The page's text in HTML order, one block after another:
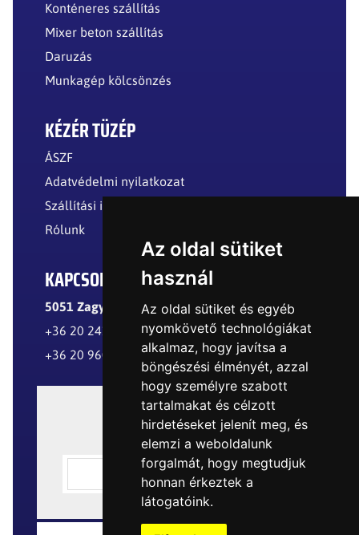
Az oldal sütiket
használ
Az oldal sütiket és egyéb
nyomkövető technológiákat
alkalmaz, hogy javítsa a
böngészési élményét, azzal
hogy személyre szabott
tartalmakat és célzott
hirdetéseket jelenít meg, és
elemzi a weboldalunk
forgalmát, hogy megtudjuk
honnan érkeztek a
látogatóink.
Konténeres szállítás
Mixer beton szállítás
Daruzás
Munkagép kölcsönzés
KÉZÉR TÜZÉP
ÁSZF
Adatvédelmi nyilatkozat
Szállítási információk
Rólunk
KAPCSOLAT
5051 Zagyvarékas, Külterület
+36 20 241 8299
+36 20 960 8977